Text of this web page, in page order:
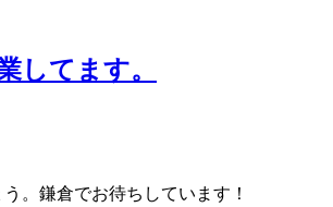
してます。
。鎌倉でお待ちしています！